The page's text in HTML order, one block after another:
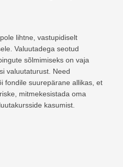
lihtne, vastupidiselt
Valuutadega seotud
sõlmimiseks on vaja
valuutaturust. Need
fondile suurepärane allikas, et
mitmekesistada oma
kasumist.